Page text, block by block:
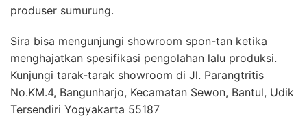
produser sumurung.
Sira bisa mengunjungi showroom spon-tan ketika
menghajatkan spesifikasi pengolahan lalu produksi.
Kunjungi tarak-tarak showroom di Jl. Parangtritis
No.KM.4, Bangunharjo, Kecamatan Sewon, Bantul, Udik
Tersendiri Yogyakarta 55187